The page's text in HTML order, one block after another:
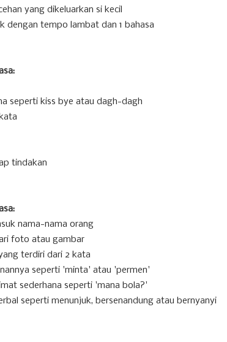
yang dikeluarkan si kecil
dengan tempo lambat dan 1 bahasa
seperti kiss bye atau dagh-dagh
tindakan
nama-nama orang
foto atau gambar
terdiri dari 2 kata
seperti 'minta' atau 'permen'
sederhana seperti 'mana bola?'
seperti menunjuk, bersenandung atau bernyanyi